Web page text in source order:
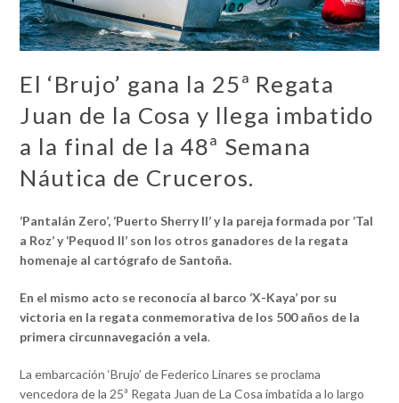
El ‘Brujo’ gana la 25ª Regata
Juan de la Cosa y llega imbatido
a la final de la 48ª Semana
Náutica de Cruceros.
‘Pantalán Zero’, ‘Puerto Sherry II’ y la pareja formada por ‘Tal
a Roz’ y ‘Pequod II’ son los otros ganadores de la regata
homenaje al cartógrafo de Santoña.
En el mismo acto se reconocía al barco ‘X-Kaya’ por su
victoria en la regata conmemorativa de los 500 años de la
primera circunnavegación a vela.
La embarcación ‘Brujo’ de Federico Linares se proclama
vencedora de la 25ª Regata Juan de La Cosa imbatida a lo largo